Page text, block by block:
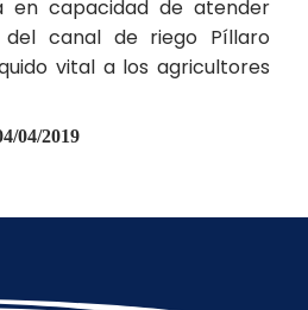
en capacidad de atender
del canal de riego Píllaro
vital a los agricultores
04/2019